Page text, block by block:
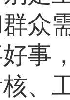
众
事
、